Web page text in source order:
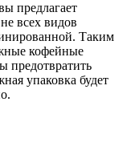
предлагает
всех видов
Таким
кофейные
предотвратить
упаковка будет